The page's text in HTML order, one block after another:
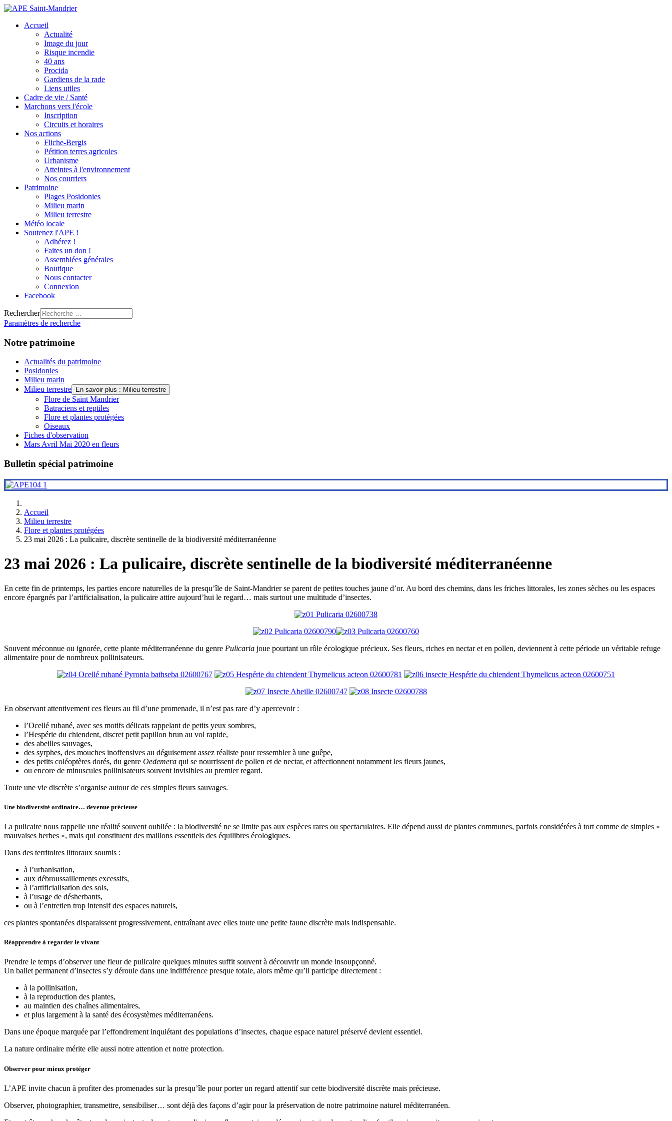
Accueil
Actualité
Image du jour
Risque incendie
40 ans
Procida
Gardiens de la rade
Liens utiles
Cadre de vie / Santé
Marchons vers l'école
Inscription
Circuits et horaires
Nos actions
Fliche-Bergis
Pétition terres agricoles
Urbanisme
Atteintes à l'environnement
Nos courriers
Patrimoine
Plages Posidonies
Milieu marin
Milieu terrestre
Météo locale
Soutenez l'APE !
Adhérez !
Faites un don !
Assemblées générales
Boutique
Nous contacter
Connexion
Facebook
Rechercher
Paramètres de recherche
Notre patrimoine
Actualités du patrimoine
Posidonies
Milieu marin
Milieu terrestre
En savoir plus : Milieu terrestre
Flore de Saint Mandrier
Batraciens et reptiles
Flore et plantes protégées
Oiseaux
Fiches d'observation
Mars Avril Mai 2020 en fleurs
Bulletin spécial patrimoine
Accueil
Milieu terrestre
Flore et plantes protégées
23 mai 2026 : La pulicaire, discrète sentinelle de la biodiversité méditerranéenne
23 mai 2026 : La pulicaire, discrète sentinelle de la biodiversité méditerranéenne
En cette fin de printemps, les parties encore naturelles de la presqu’île de Saint-Mandrier se parent de petites touches jaune d’or. Au bord des chemins, dans les friches littorales, les zones sèches ou les espaces
encore épargnés par l’artificialisation, la pulicaire attire aujourd’hui le regard… mais surtout une multitude d’insectes.
Souvent méconnue ou ignorée, cette plante méditerranéenne du genre Pulicaria joue pourtant un rôle écologique précieux. Ses fleurs, riches en nectar et en pollen, deviennent à cette période un véritable refuge
alimentaire pour de nombreux pollinisateurs.
En observant attentivement ces fleurs au fil d’une promenade, il n’est pas rare d’y apercevoir :
l’Ocellé rubané, avec ses motifs délicats rappelant de petits yeux sombres,
l’Hespérie du chiendent, discret petit papillon brun au vol rapide,
des abeilles sauvages,
des syrphes, des mouches inoffensives au déguisement assez réaliste pour ressembler à une guêpe,
des petits coléoptères dorés, du genre Oedemera qui se nourrissent de pollen et de nectar, et affectionnent notamment les fleurs jaunes,
ou encore de minuscules pollinisateurs souvent invisibles au premier regard.
Toute une vie discrète s’organise autour de ces simples fleurs sauvages.
Une biodiversité ordinaire… devenue précieuse
La pulicaire nous rappelle une réalité souvent oubliée : la biodiversité ne se limite pas aux espèces rares ou spectaculaires. Elle dépend aussi de plantes communes, parfois considérées à tort comme de simples «
mauvaises herbes », mais qui constituent des maillons essentiels des équilibres écologiques.
Dans des territoires littoraux soumis :
à l’urbanisation,
aux débroussaillements excessifs,
à l’artificialisation des sols,
à l’usage de désherbants,
ou à l’entretien trop intensif des espaces naturels,
ces plantes spontanées disparaissent progressivement, entraînant avec elles toute une petite faune discrète mais indispensable.
Réapprendre à regarder le vivant
Prendre le temps d’observer une fleur de pulicaire quelques minutes suffit souvent à découvrir un monde insoupçonné.
Un ballet permanent d’insectes s’y déroule dans une indifférence presque totale, alors même qu’il participe directement :
à la pollinisation,
à la reproduction des plantes,
au maintien des chaînes alimentaires,
et plus largement à la santé des écosystèmes méditerranéens.
Dans une époque marquée par l’effondrement inquiétant des populations d’insectes, chaque espace naturel préservé devient essentiel.
La nature ordinaire mérite elle aussi notre attention et notre protection.
Observer pour mieux protéger
L’APE invite chacun à profiter des promenades sur la presqu’île pour porter un regard attentif sur cette biodiversité discrète mais précieuse.
Observer, photographier, transmettre, sensibiliser… sont déjà des façons d’agir pour la préservation de notre patrimoine naturel méditerranéen.